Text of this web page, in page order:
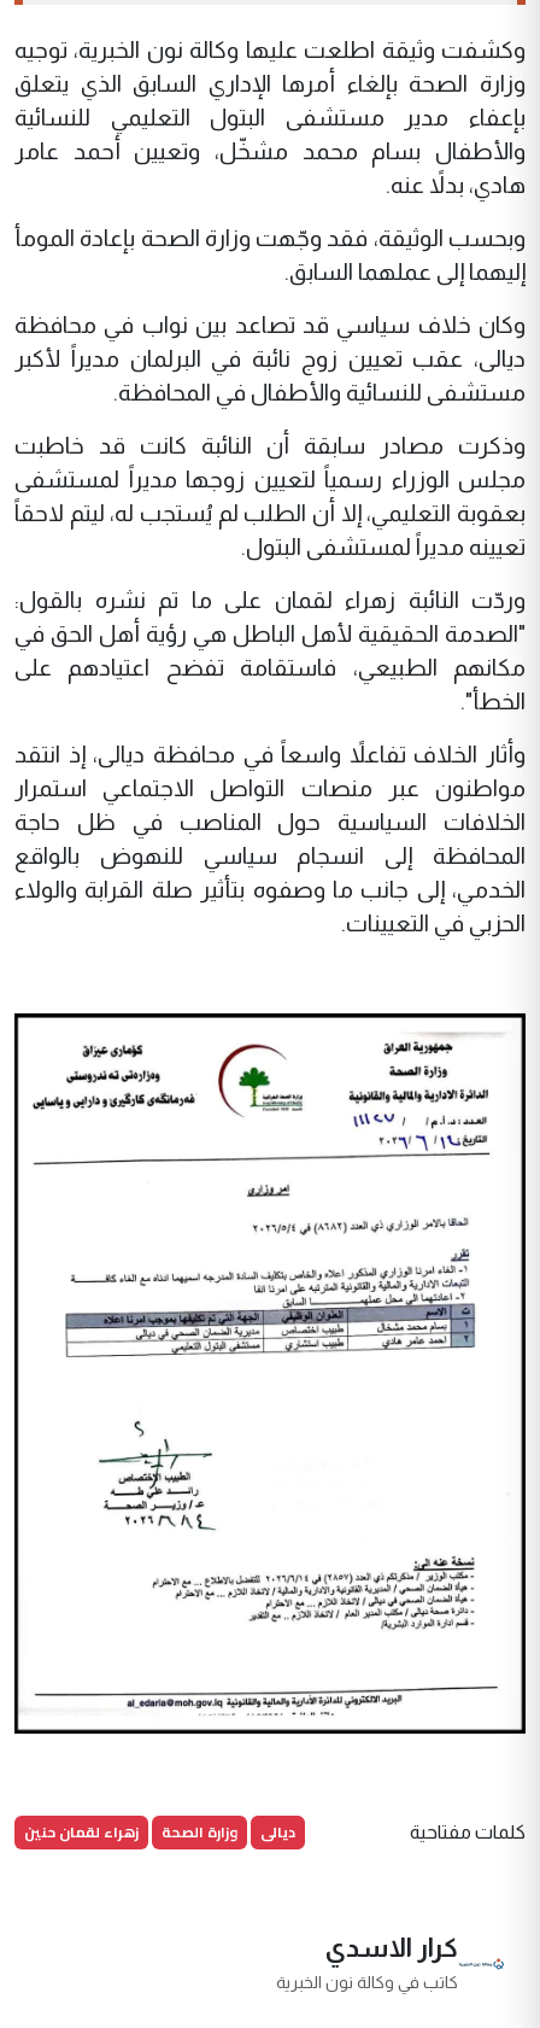
وكشفت وثيقة اطلعت عليها وكالة نون الخبرية، توجيه
وزارة الصحة بإلغاء أمرها الإداري السابق الذي يتعلق
بإعفاء مدير مستشفى البتول التعليمي للنسائية
والأطفال بسام محمد مشخّل، وتعيين أحمد عامر
هادي، بدلاً عنه.
وبحسب الوثيقة، فقد وجّهت وزارة الصحة بإعادة المومأ
إليهما إلى عملهما السابق.
وكان خلاف سياسي قد تصاعد بين نواب في محافظة
ديالى، عقب تعيين زوج نائبة في البرلمان مديراً لأكبر
مستشفى للنسائية والأطفال في المحافظة.
وذكرت مصادر سابقة أن النائبة كانت قد خاطبت
مجلس الوزراء رسمياً لتعيين زوجها مديراً لمستشفى
بعقوبة التعليمي، إلا أن الطلب لم يُستجب له، ليتم لاحقاً
تعيينه مديراً لمستشفى البتول.
وردّت النائبة زهراء لقمان على ما تم نشره بالقول:
"الصدمة الحقيقية لأهل الباطل هي رؤية أهل الحق في
مكانهم الطبيعي، فاستقامة تفضح اعتيادهم على
الخطأ".
وأثار الخلاف تفاعلاً واسعاً في محافظة ديالى، إذ انتقد
مواطنون عبر منصات التواصل الاجتماعي استمرار
الخلافات السياسية حول المناصب في ظل حاجة
المحافظة إلى انسجام سياسي للنهوض بالواقع
الخدمي، إلى جانب ما وصفوه بتأثير صلة القرابة والولاء
الحزبي في التعيينات.
كلمات مفتاحية ديالى وزارة الصحة زهراء لقمان حنين
كرار الاسدي
كاتب في وكالة نون الخبرية